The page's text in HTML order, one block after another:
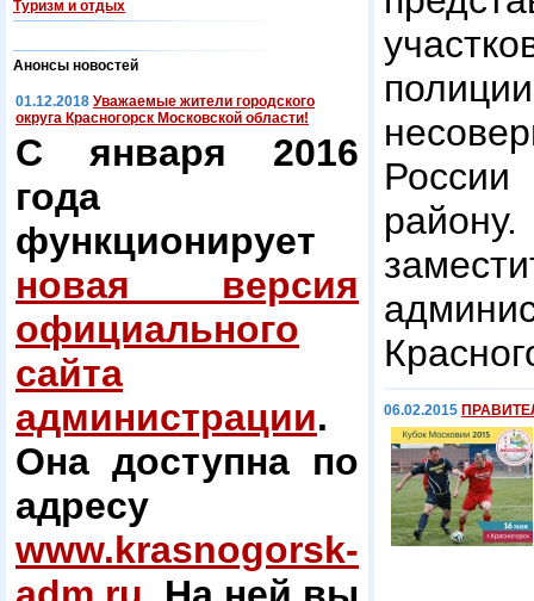
Туризм и отдых
Анонсы новостей
01.12.2018 Уважаемые жители городского
округа Красногорск Московской области!
С января 2016
года
функционирует
новая версия
официального
сайта
администрации.
Она доступна по
адресу
www.krasnogorsk-
06.02.2015